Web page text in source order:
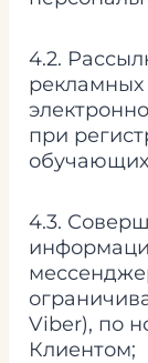
4.2.
при
4.3.
Viber), по
Клиентом;